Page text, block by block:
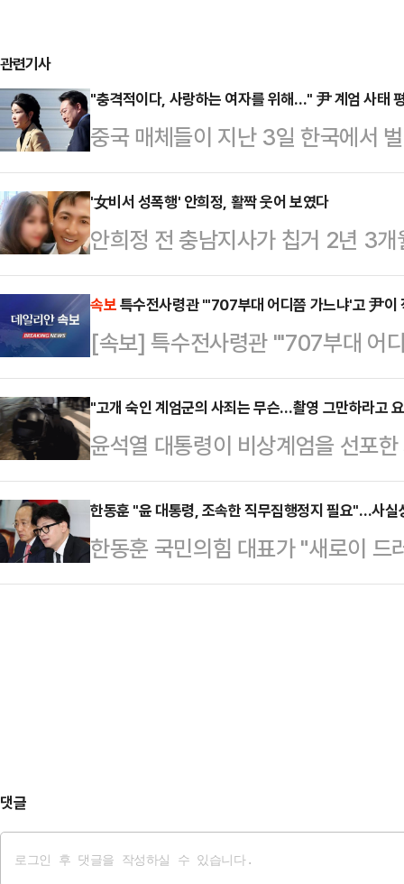
관련기사
"충격적이다, 사랑하는 여자를 위해…" 尹 계엄 사태
중국 매체들이 지난 3일 한국에서
령의 부인 김건희 여사가 있다는 분
TV(CCTV), 영자지 글로벌타임스,
한국의 계엄령 사태를 긴급히 보도
등을 생중계하고, 해당 보도 영상
등에서 매체별로 수십 만건의 조회
화통신은 4일 '서울의 겨울: 윤석열
를 통해 계엄령…
'女비서 성폭행' 안희정, 활짝 웃어 보였다
안희정 전 충남지사가 칩거 2년 3
난 2일 서울 강서구의 한 호텔에서
함께 참석했다.안 전 지사의 아들이
려졌다. 팬클럽은 "안 전 지사 아들
을 위해 올린다. 오랜만에 지사님
전 지사는 충남지사 재임 시절인
비서였던 김지은 씨를 상대로 여러
등…
속보특수전사령관 "'707부대 어디쯤 가느냐'고 尹이
[속보] 특수전사령관 "'707부대 어
"고개 숙인 계엄군의 사죄는 무슨…촬영 그만하라고
윤석열 대통령이 비상계엄을 선포
장 계엄군 청년이 시민에게 고개 숙
이 나오고 있다.허재현 리포액트
리를 굽히고 고개를 숙인 한 계엄군
회 앞으로 몰려온 시민들에게 허리
한동훈 "윤 대통령, 조속한 직무집행정지 필요"…사실
한동훈 국민의힘 대표가 "새로이
을 지키기 위해 윤석열 대통령의 조
댓글